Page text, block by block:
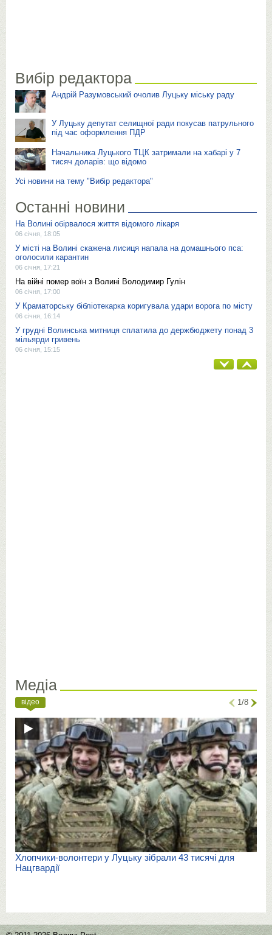
Вибір редактора
Андрій Разумовський очолив Луцьку міську раду
У Луцьку депутат селищної ради покусав патрульного
під час оформлення ПДР
Начальника Луцького ТЦК затримали на хабарі у 7
тисяч доларів: що відомо
Усі новини на тему "Вибір редактора"
Останні новини
На Волині обірвалося життя відомого лікаря
06 січня, 18:05
У місті на Волині скажена лисиця напала на домашнього пса:
оголосили карантин
06 січня, 17:21
На війні помер воїн з Волині Володимир Гулін
06 січня, 17:00
У Краматорську бібліотекарка коригувала удари ворога по місту
06 січня, 16:14
У грудні Волинська митниця сплатила до держбюджету понад 3
мільярди гривень
06 січня, 15:15
Медіа
відео 1/8
Хлопчики-волонтери у Луцьку зібрали 43 тисячі для
Нацгвардії